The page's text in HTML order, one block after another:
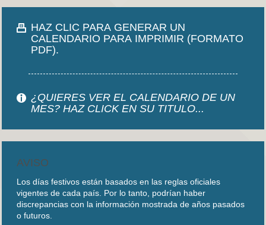
HAZ CLIC PARA GENERAR UN
CALENDARIO PARA IMPRIMIR (FORMATO
PDF).
¿QUIERES VER EL CALENDARIO DE UN
MES? HAZ CLICK EN SU TITULO...
AVISO
Los días festivos están basados en las reglas oficiales
vigentes de cada país. Por lo tanto, podrían haber
discrepancias con la información mostrada de años pasados
o futuros.